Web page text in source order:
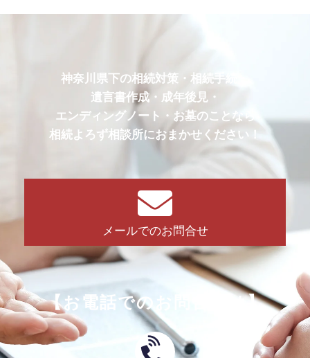
神奈川県下の相続対策・相続手続・
遺言書作成・成年後見・
エンディングノート・お墓のことなら
相続よろず相談所におまかせください！
メールでのお問合せ
【お電話でのお問合せは】